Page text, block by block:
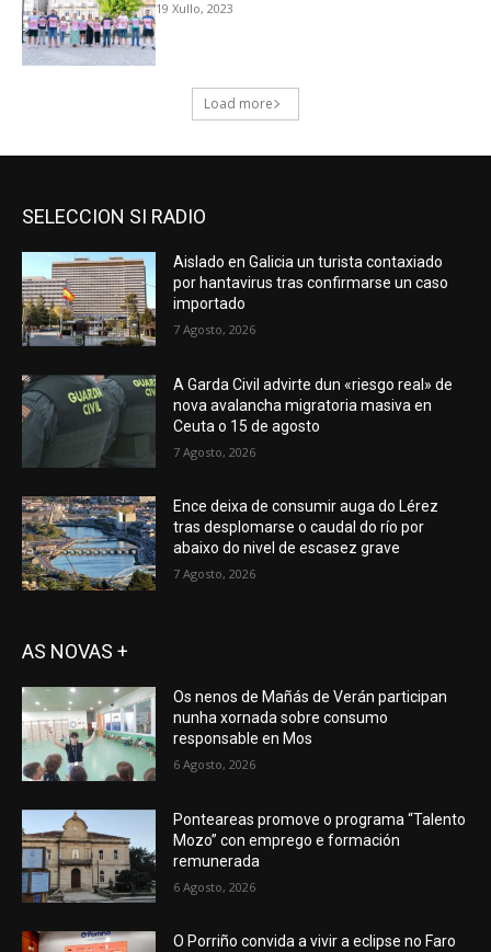
SELECCION SI RADIO
Aislado en Galicia un turista contaxiado
por hantavirus tras confirmarse un caso
importado
7 Agosto, 2026
A Garda Civil advirte dun «riesgo real» de
nova avalancha migratoria masiva en
Ceuta o 15 de agosto
7 Agosto, 2026
Ence deixa de consumir auga do Lérez
tras desplomarse o caudal do río por
abaixo do nivel de escasez grave
7 Agosto, 2026
AS NOVAS +
Os nenos de Mañás de Verán participan
nunha xornada sobre consumo
responsable en Mos
6 Agosto, 2026
Ponteareas promove o programa “Talento
Mozo” con emprego e formación
remunerada
6 Agosto, 2026
O Porriño convida a vivir a eclipse no Faro